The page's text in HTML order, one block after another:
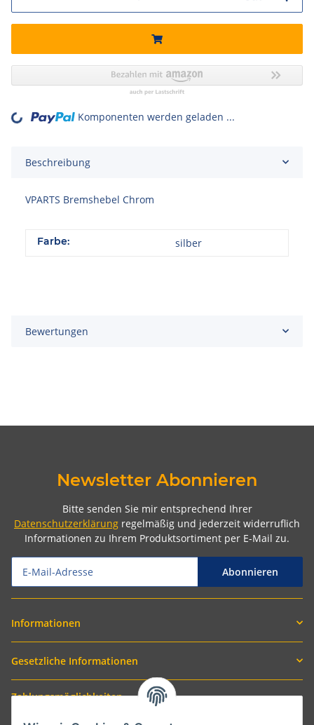
Loading... Komponenten werden geladen ...
Beschreibung
VPARTS Bremshebel Chrom
Farbe: silber
Bewertungen
Newsletter Abonnieren
Bitte senden Sie mir entsprechend Ihrer
Datenschutzerklärung regelmäßig und jederzeit widerruflich
Informationen zu Ihrem Produktsortiment per E-Mail zu.
Abonnieren
Informationen
Gesetzliche Informationen
Zahlungsmöglichkeiten